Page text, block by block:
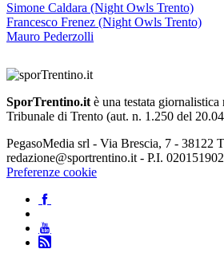
Simone Caldara (Night Owls Trento)
Francesco Frenez (Night Owls Trento)
Mauro Pederzolli
SporTrentino.it è una testata giornalistica
Tribunale di Trento (aut. n. 1.250 del
PegasoMedia srl - Via Brescia, 7 - 38122
redazione@sportrentino.it - P.I.
Preferenze cookie